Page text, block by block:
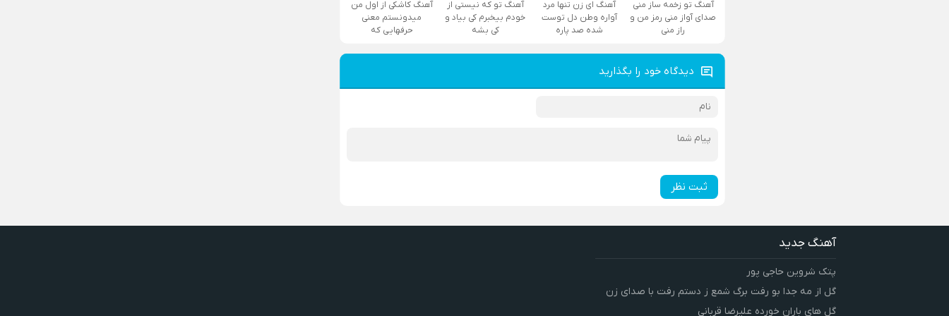
آهنگ تو زخمه ساز منی
صدای آواز منی رمز من و
راز منی
آهنگ ای زن تنها مرد
آواره وطن دل توست
شده صد پاره
آهنگ تو که نیستی از
خودم بیخبرم کی بیاد و
کی بشه
آهنگ کاشکی از اول من
میدونستم معنی
حرفهایی که
دیدگاه خود را بگذارید
ثبت نظر
آهنگ جدید
پتک شروین حاجی پور
گل از مه جدا بو رفت برگ شمع ز دستم رفت با صدای زن
گل های باران خورده علیرضا قربانی